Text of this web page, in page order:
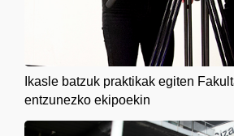
Ikasle batzuk praktikak egiten
entzunezko ekipoekin